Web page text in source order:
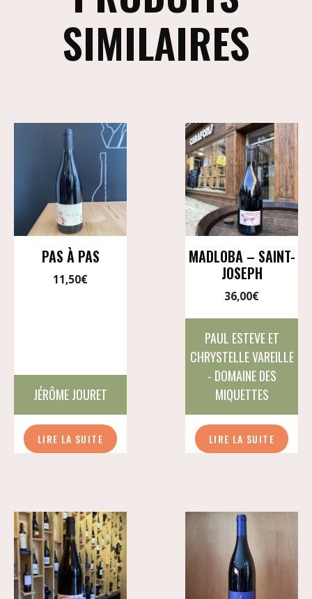
SIMILAIRES
PAS À PAS
11,50€
JÉRÔME JOURET
LIRE LA SUITE
MADLOBA – SAINT-
JOSEPH
36,00€
PAUL ESTEVE ET
CHRYSTELLE VAREILLE
- DOMAINE DES
MIQUETTES
LIRE LA SUITE